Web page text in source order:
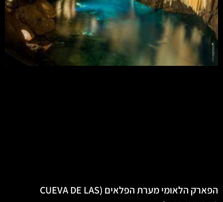
הפארק הלאומי מערת הפלאים (CUEVA DE LAS